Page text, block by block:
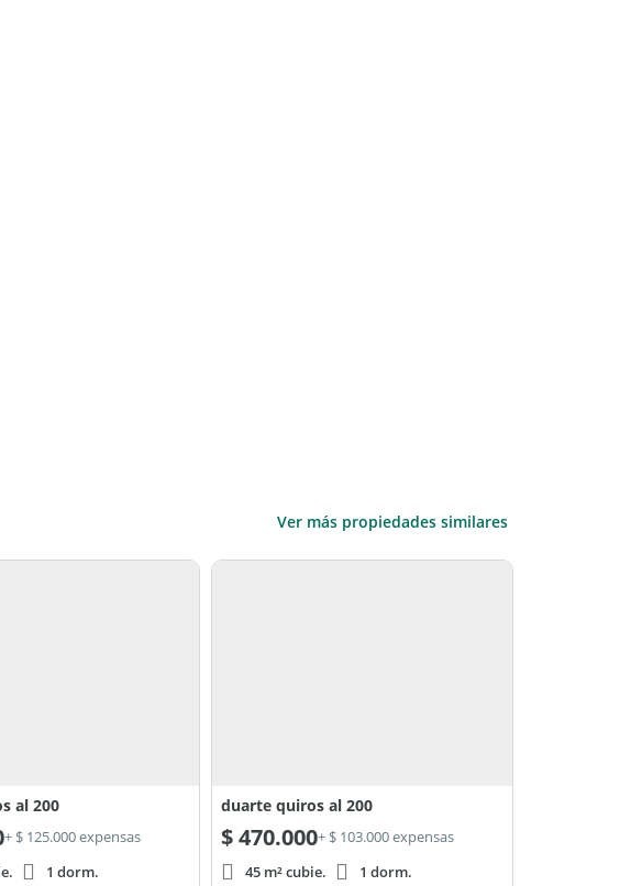
Ver más propiedades similares
al 200
+ $ 125.000 expensas
1 dorm.
duarte quiros al 200
$470.000+ $ 103.000 expensas
45 m² cubie.
1 dorm.